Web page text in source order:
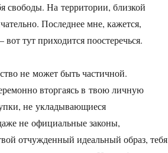
свободы. На территории, близкой
Последнее мне, кажется,
тут приходится поостеречься.
не может быть частичной.
вторгаясь в твою личную
не укладывающиеся
не официальные законы,
отчужденный идеальный образ, тебя